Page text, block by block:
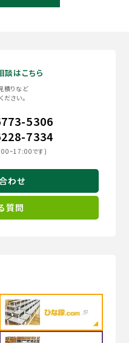
談はこちら
積りなど
さい。
5306
7334
です)
わせ
質問